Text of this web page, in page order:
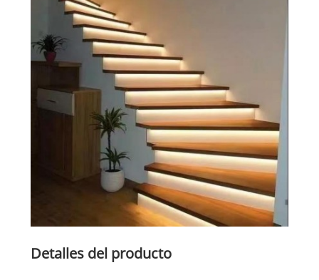
Detalles del producto